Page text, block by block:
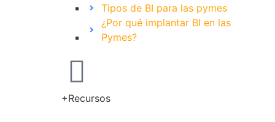
Tipos de BI para las pymes
¿Por qué implantar BI en las
Pymes?
+Recursos